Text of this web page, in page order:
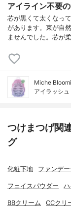
アイライン不要
芯が黒くて太くなっ
があります。束が自
ませんでした。芯が
Miche
アイラッシ
つけまつげ関
グ
化粧下地 ファンデ
フェイスパウダー ハ
BBクリーム CCクリ